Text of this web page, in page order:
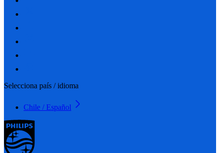
Selecciona país / idioma
Chile / Español